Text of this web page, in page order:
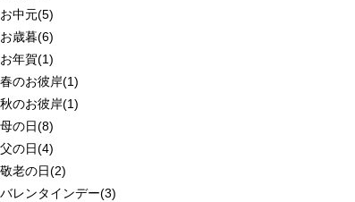
お中元(5)
お歳暮(6)
お年賀(1)
春のお彼岸(1)
秋のお彼岸(1)
母の日(8)
父の日(4)
敬老の日(2)
バレンタインデー(3)